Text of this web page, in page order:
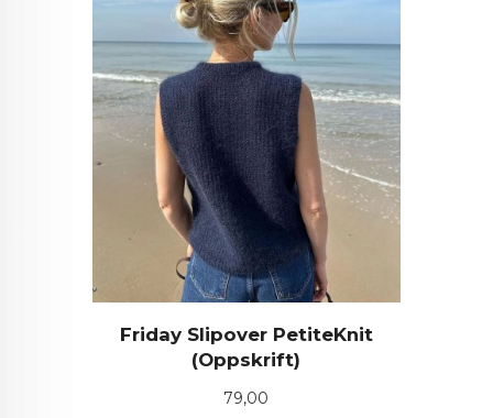
Friday Slipover PetiteKnit
(Oppskrift)
Pris
79,00